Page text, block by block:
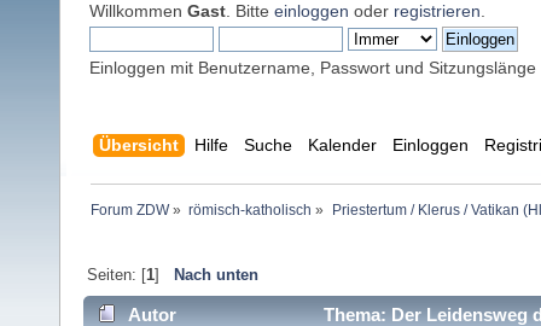
Willkommen Gast . Bitte einloggen oder registrieren
Einloggen mit Benutzername, Passwort und Sitzungslänge
Übersicht Hilfe Suche Kalender Einloggen
Forum ZDW» römisch-katholisch » Priestertum / Klerus / Vatikan
Seiten: [1] Nach unten
Autor Thema: Der Leidensweg